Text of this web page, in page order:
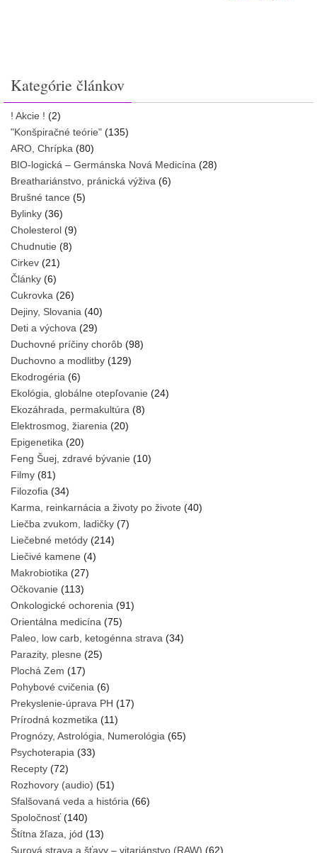
Kategórie článkov
! Akcie ! (2)
"Konšpiračné teórie" (135)
ARO, Chrípka (80)
BIO-logická – Germánska Nová Medicína (28)
Breathariánstvo, pránická výživa (6)
Brušné tance (5)
Bylinky (36)
Cholesterol (9)
Chudnutie (8)
Cirkev (21)
Články (6)
Cukrovka (26)
Dejiny, Slovania (40)
Deti a výchova (29)
Duchovné príčiny chorôb (98)
Duchovno a modlitby (129)
Ekodrogéria (6)
Ekológia, globálne otepľovanie (24)
Ekozáhrada, permakultúra (8)
Elektrosmog, žiarenia (20)
Epigenetika (20)
Feng Šuej, zdravé bývanie (10)
Filmy (81)
Filozofia (34)
Karma, reinkarnácia a životy po živote (40)
Liečba zvukom, ladičky (7)
Liečebné metódy (214)
Liečivé kamene (4)
Makrobiotika (27)
Očkovanie (113)
Onkologické ochorenia (91)
Orientálna medicína (75)
Paleo, low carb, ketogénna strava (34)
Parazity, plesne (25)
Plochá Zem (17)
Pohybové cvičenia (6)
Prekyslenie-úprava PH (17)
Prírodná kozmetika (11)
Prognózy, Astrológia, Numerológia (65)
Psychoterapia (33)
Recepty (72)
Rozhovory (audio) (51)
Sfalšovaná veda a história (66)
Spoločnosť(140)
Štítna žľaza, jód (13)
Surová strava a šťavy – vitariánstvo (RAW) (62)